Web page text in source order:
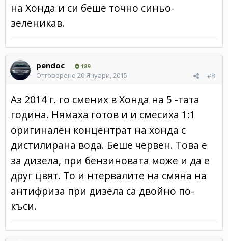
на Хонда и си беше точно синьо-
зеленикав.
pendoc 189
#8
Отговорено 20 Януари, 2015
Аз 2014 г. го смених в Хонда на 5 -тата
година. Нямаха готов и и смесиха 1:1
оригинален концентрат на хонда с
дистилирана вода. Беше червен. Това е
за дизела, при бензиновата може и да е
друг цвят. То и нтервалите на смяна на
антифриза при дизела са двойно по-
къси.